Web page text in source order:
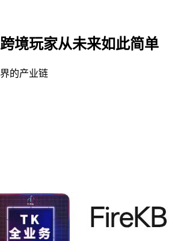
境玩家从未来如此简单
的产业链